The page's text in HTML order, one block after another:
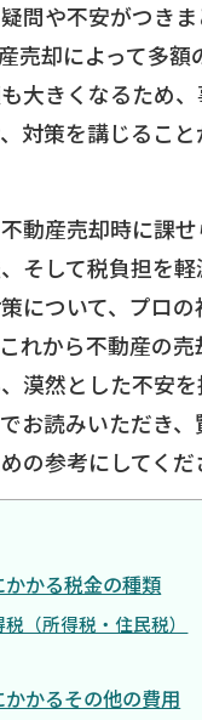
問や不安がつき
売却によって多額
大きくなるため
対策を講じるこ
動産売却時に課
そして税負担を
について、プロ
れから不動産の
漠然とした不安
お読みいただき
の参考にしてくだ
かる税金の種類
（所得税・住民税）
かるその他の費用